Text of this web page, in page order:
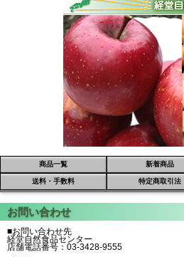
商品一覧 新着商品
送料・手数料 特定商取引法
■お問い合わせ先
経堂自然食品センター
店舗電話番号：03-3428-9555